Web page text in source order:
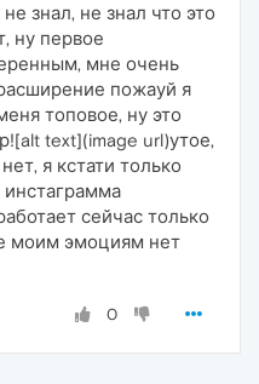
знал, не знал что это
ну первое
мне очень
пожауй я
топовое, ну это
text](image url)утое,
я кстати только
инстаграмма
сейчас только
моим эмоциям нет
0